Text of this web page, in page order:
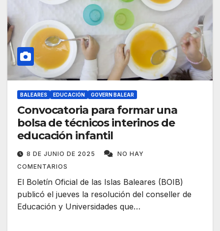
BALEARES EDUCACIÓN GOVERN BALEAR
Convocatoria para formar una
bolsa de técnicos interinos de
educación infantil
8 DE JUNIO DE 2025
NO HAY
COMENTARIOS
El Boletín Oficial de las Islas Baleares (BOIB)
publicó el jueves la resolución del conseller de
Educación y Universidades que…